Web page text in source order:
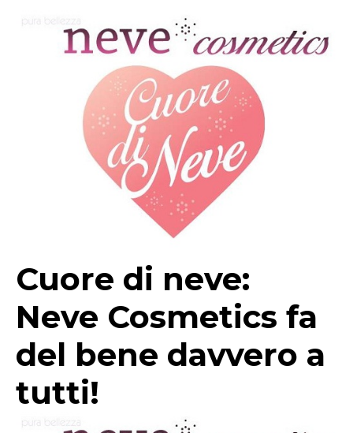
Cuore di neve:
Neve Cosmetics fa
del bene davvero a
tutti!